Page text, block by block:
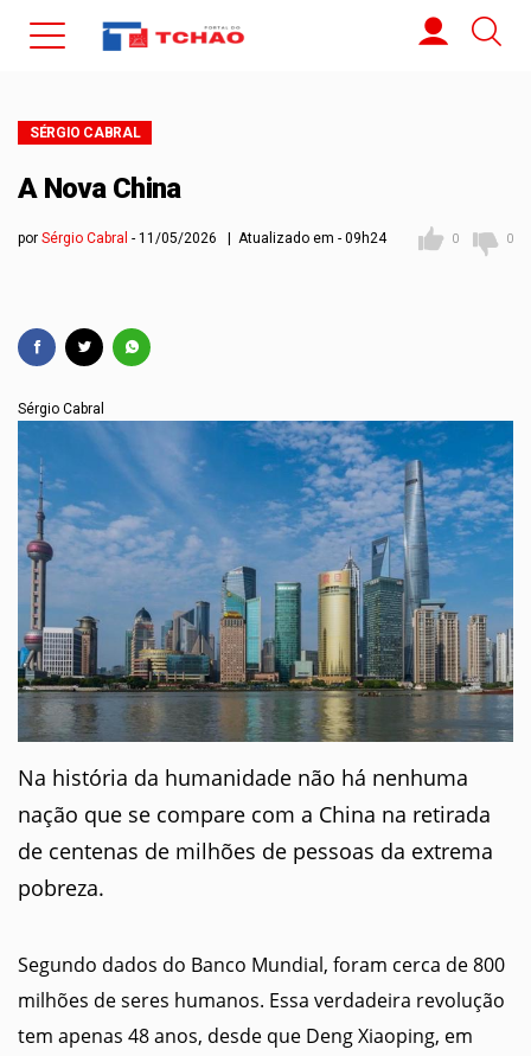
SÉRGIO CABRAL
A Nova China
por Sérgio Cabral 11/05/2026 | Atualizado em - 09h24 0 0
Sérgio Cabral
Na história da humanidade não há nenhuma
nação que se compare com a China na retirada
de centenas de milhões de pessoas da extrema
pobreza.
Segundo dados do Banco Mundial, foram cerca de 800
milhões de seres humanos. Essa verdadeira revolução
tem apenas 48 anos, desde que Deng Xiaoping, em